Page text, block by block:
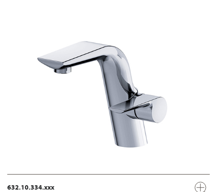
632.10.334.xxx